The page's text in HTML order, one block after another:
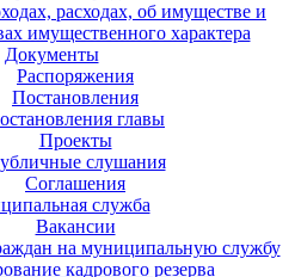
расходах, об имуществе и
имущественного характера
Документы
Распоряжения
Постановления
главы
Проекты
слушания
Соглашения
служба
Вакансии
на муниципальную службу
кадрового резерва